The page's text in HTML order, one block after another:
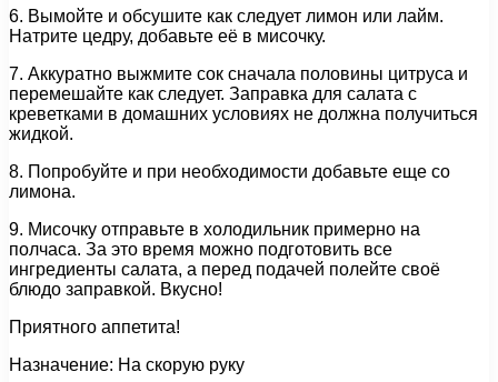
6. Вымойте и обсушите как следует лимон или лайм.
Натрите цедру, добавьте её в мисочку.
7. Аккуратно выжмите сок сначала половины цитруса и
перемешайте как следует. Заправка для салата с
креветками в домашних условиях не должна получиться
жидкой.
8. Попробуйте и при необходимости добавьте еще со
лимона.
9. Мисочку отправьте в холодильник примерно на
полчаса. За это время можно подготовить все
ингредиенты салата, а перед подачей полейте своё
блюдо заправкой. Вкусно!
Приятного аппетита!
Назначение: На скорую руку